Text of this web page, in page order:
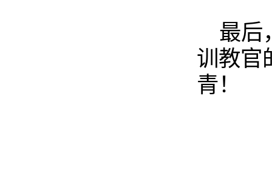
最后
训教官
青！